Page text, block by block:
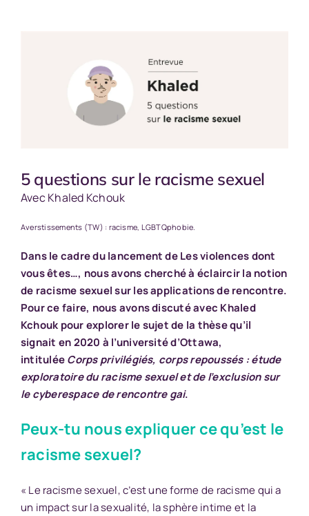
5 questions sur le racisme sexuel
Avec Khaled Kchouk
Averstissements (TW) : racisme, LGBTQphobie.
Dans le cadre du lancement deLes violences dont
vous êtes…, nous avons cherché à éclaircir la notion
de racisme sexuel sur les applications de rencontre.
Pour ce faire, nous avons discuté avec Khaled
Kchouk pour explorer le sujet de la thèse qu’il
signait en 2020 à l’université d’Ottawa,
intituléeCorps privilégiés, corps repoussés : étude
exploratoire du racisme sexuel et de l’exclusion sur
le cyberespace de rencontre gai.
Peux-tu nous expliquer ce qu’est le
racisme sexuel?
« Le racisme sexuel, c’est une forme de racisme qui a
un impact sur la sexualité, la sphère intime et la